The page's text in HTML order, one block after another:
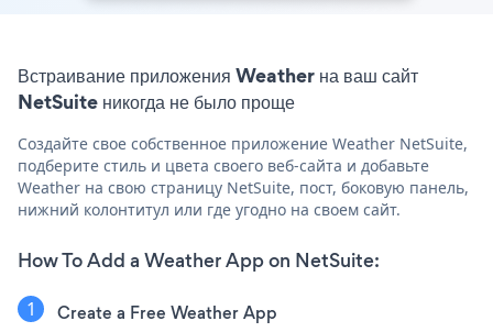
Встраивание приложения Weather на ваш сайт
NetSuite никогда не было проще
Создайте свое собственное приложение Weather NetSuite,
подберите стиль и цвета своего веб-сайта и добавьте
Weather на свою страницу NetSuite, пост, боковую панель,
нижний колонтитул или где угодно на своем сайт.
How To Add a Weather App on NetSuite:
Create a Free Weather App